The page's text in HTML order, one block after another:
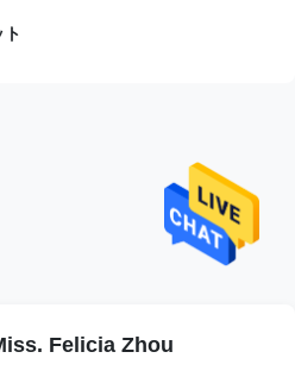
Felicia Zhou